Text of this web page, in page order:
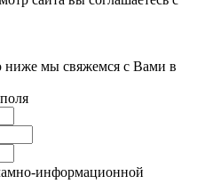
ниже мы свяжемся с Вами в
информационной